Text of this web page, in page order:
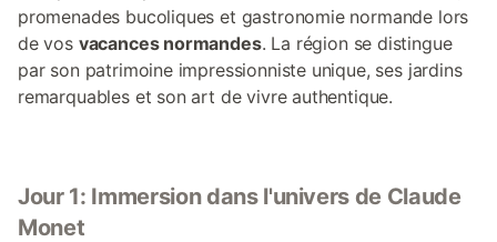
promenades bucoliques et gastronomie normande lors
de vos vacances normandes. La région se distingue
par son patrimoine impressionniste unique, ses jardins
remarquables et son art de vivre authentique.
Jour 1: Immersion dans l'univers de Claude
Monet